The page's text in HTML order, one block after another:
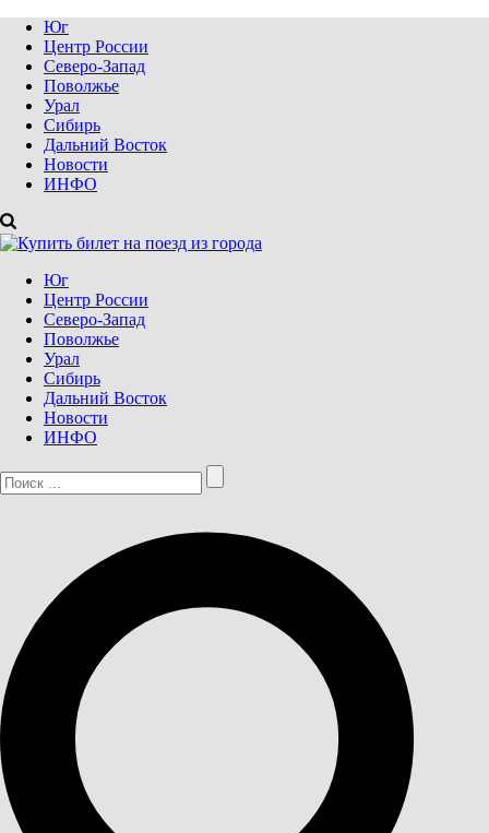
Юг
Центр России
Северо-Запад
Поволжье
Урал
Сибирь
Дальний Восток
Новости
ИНФО
Юг
Центр России
Северо-Запад
Поволжье
Урал
Сибирь
Дальний Восток
Новости
ИНФО